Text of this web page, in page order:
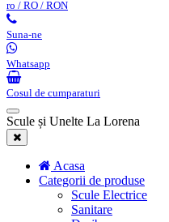
ro / RO / RON
Suna-ne
Whatsapp
Cosul de cumparaturi
Scule și Unelte La Lorena
Acasa
Categorii de produse
Scule Electrice
Sanitare